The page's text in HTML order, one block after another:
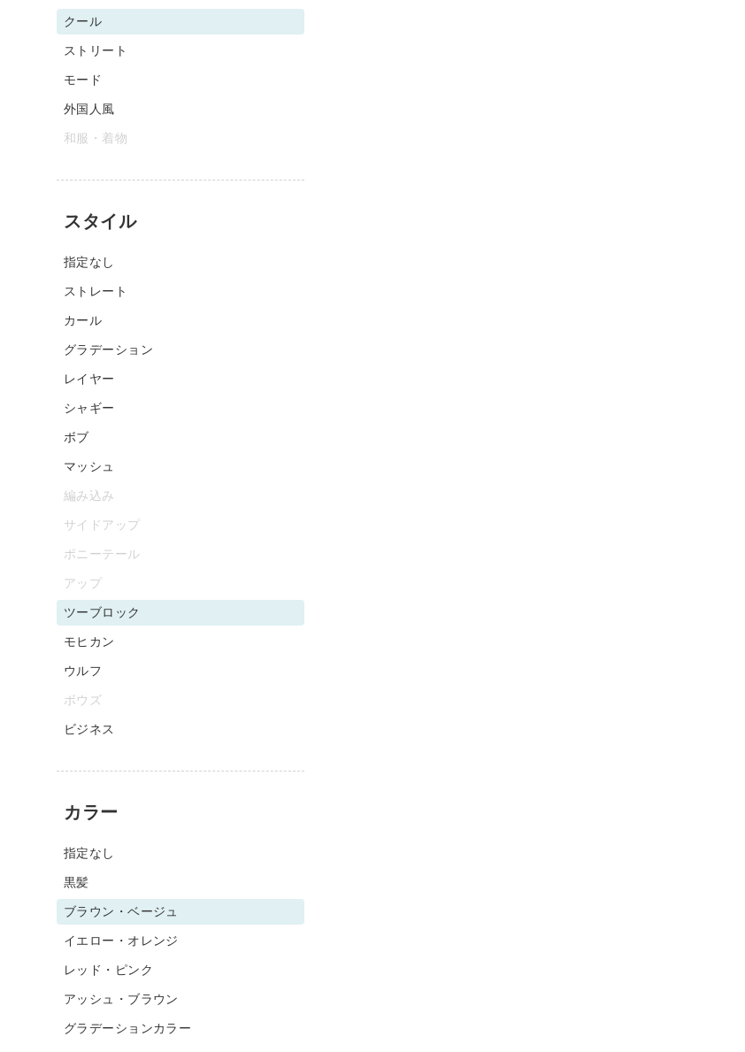
クール
ストリート
モード
外国人風
和服・着物
スタイル
指定なし
ストレート
カール
グラデーション
レイヤー
シャギー
ボブ
マッシュ
編み込み
サイドアップ
ポニーテール
アップ
ツーブロック
モヒカン
ウルフ
ボウズ
ビジネス
カラー
指定なし
黒髪
ブラウン・ベージュ
イエロー・オレンジ
レッド・ピンク
アッシュ・ブラウン
グラデーションカラー